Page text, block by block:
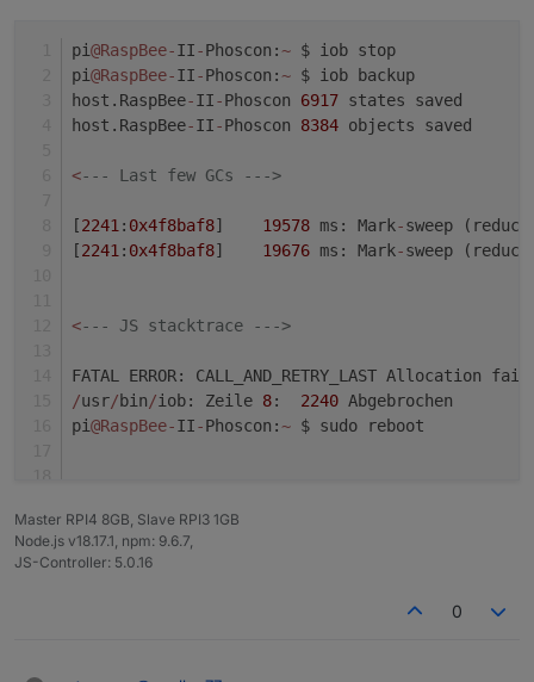
pi@RaspBee-II-Phoscon:~ $ iob stop
pi@RaspBee-II-Phoscon:~ $ iob backup
host.RaspBee-II-Phoscon 6917 states saved
host.RaspBee-II-Phoscon 8384 objects saved
<--- Last few GCs --->
[2241: 0x4f8baf8] 19578 ms: Mark-sweep
[2241: 0x4f8baf8] 19676 ms: Mark-sweep
<--- JS stacktrace --->
FATAL ERROR: CALL_AND_RETRY_LAST Allocation
/usr/bin/iob: Zeile 8: 2240 Abgebrochen
pi@RaspBee-II-Phoscon:~ $ sudo reboot
Master RPI4 8GB, Slave RPI3 1GB
Node.js v18.17.1, npm: 9.6.7,
JS-Controller: 5.0.16
0